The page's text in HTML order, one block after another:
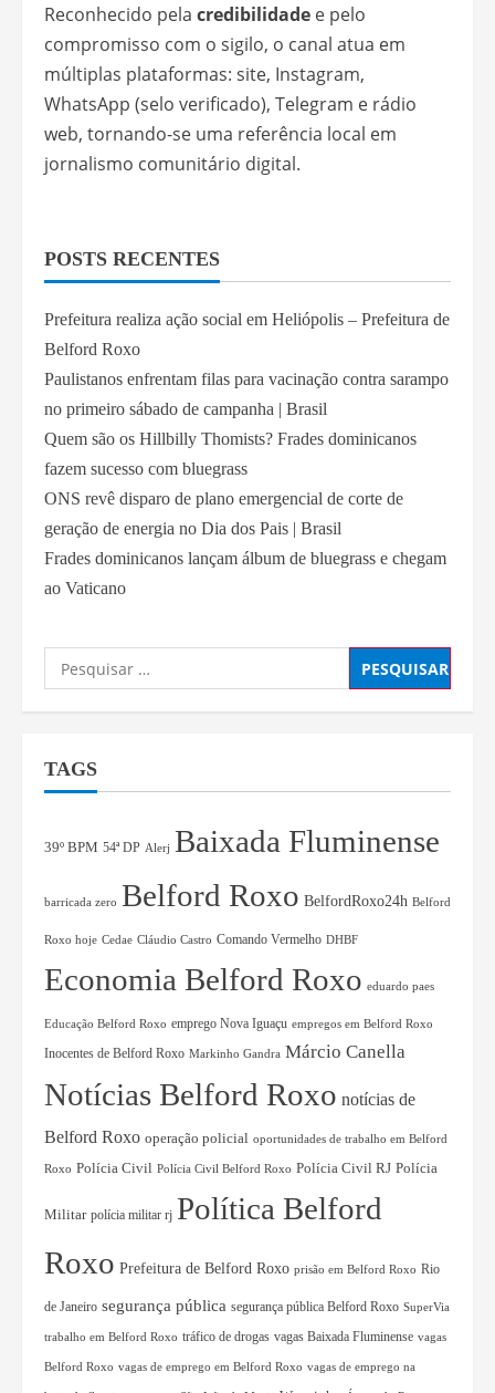
Reconhecido pela credibilidade e pelo
compromisso com o sigilo, o canal atua em
múltiplas plataformas: site, Instagram,
WhatsApp (selo verificado), Telegram e rádio
web, tornando-se uma referência local em
jornalismo comunitário digital.
POSTS RECENTES
Prefeitura realiza ação social em Heliópolis – Prefeitura de
Belford Roxo
Paulistanos enfrentam filas para vacinação contra sarampo
no primeiro sábado de campanha | Brasil
Quem são os Hillbilly Thomists? Frades dominicanos
fazem sucesso com bluegrass
ONS revê disparo de plano emergencial de corte de
geração de energia no Dia dos Pais | Brasil
Frades dominicanos lançam álbum de bluegrass e chegam
ao Vaticano
TAGS
39º BPM 54ª DP Alerj Baixada Fluminense
barricada zero Belford Roxo BelfordRoxo24h Belford
Roxo hoje Cedae Cláudio Castro Comando Vermelho DHBF
Economia Belford Roxo eduardo paes
Educação Belford Roxo emprego Nova Iguaçu empregos em Belford Roxo
Inocentes de Belford Roxo Markinho Gandra Márcio Canella
Notícias Belford Roxo notícias de
Belford Roxo operação policial oportunidades de trabalho em Belford
Roxo Polícia Civil Polícia Civil Belford Roxo Polícia Civil RJ Polícia
Militar polícia militar rj Política Belford
Roxo Prefeitura de Belford Roxo prisão em Belford Roxo Rio
de Janeiro segurança pública segurança pública Belford Roxo SuperVia
trabalho em Belford Roxo tráfico de drogas vagas Baixada Fluminense vagas
Belford Roxo vagas de emprego em Belford Roxo vagas de emprego na